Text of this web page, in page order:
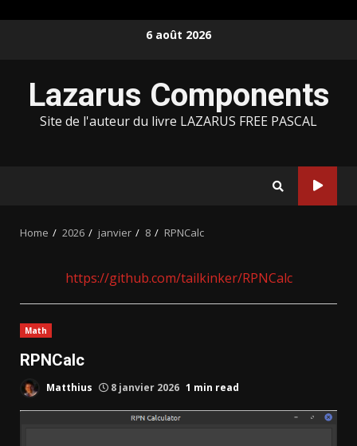
6 août 2026
Lazarus Components
Site de l'auteur du livre LAZARUS FREE PASCAL
Home 2026 janvier 8 RPNCalc
https://github.com/tailkinker/RPNCalc
Math
RPNCalc
Matthius 8 janvier 2026 1 min read